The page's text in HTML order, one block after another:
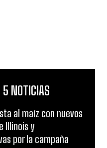
NOTICIAS
al maíz con nuevos
Illinois y
por la campaña